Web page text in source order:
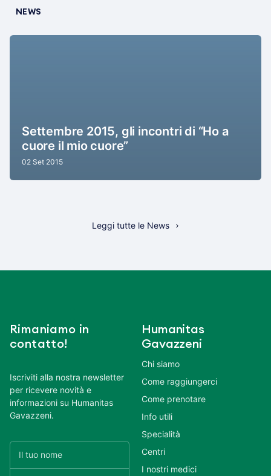
NEWS
Settembre 2015, gli incontri di “Ho a
cuore il mio cuore”
02 Set 2015
Leggi tutte le News
Rimaniamo in
contatto!
Iscriviti alla nostra newsletter
per ricevere novità e
informazioni su Humanitas
Gavazzeni.
Humanitas
Gavazzeni
Chi siamo
Come raggiungerci
Come prenotare
Info utili
Specialità
Centri
I nostri medici